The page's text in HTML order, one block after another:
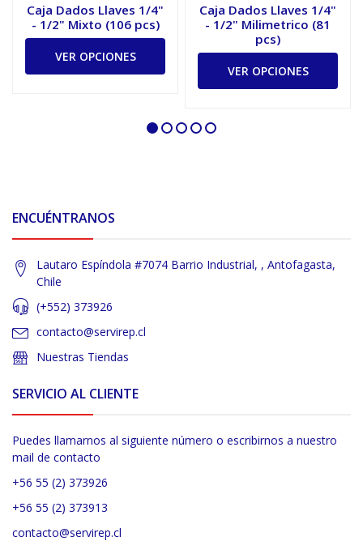
Caja Dados Llaves 1/4"
- 1/2" Mixto (106 pcs)
VER OPCIONES
Caja Dados Llaves 1/4"
- 1/2" Milimetrico (81
pcs)
VER OPCIONES
ENCUÉNTRANOS
Lautaro Espíndola #7074 Barrio Industrial, , Antofagasta,
Chile
(+552) 373926
contacto@servirep.cl
Nuestras Tiendas
SERVICIO AL CLIENTE
Puedes llamarnos al siguiente número o escribirnos a nuestro
mail de contacto
+56 55 (2) 373926
+56 55 (2) 373913
contacto@servirep.cl